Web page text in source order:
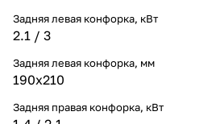
Задняя левая конфорка, кВт
2.1 / 3
Задняя левая конфорка, мм
190х210
Задняя правая конфорка, кВт